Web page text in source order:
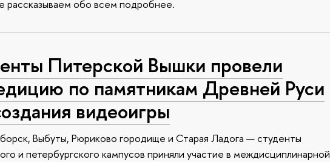
рассказываем обо всем подробнее.
Питерской Вышки провели
по памятникам Древней Руси
видеоигры
Выбуты, Рюриково городище и Старая Ладога — студенты
и петербургского кампусов приняли участие в междисциплинарной